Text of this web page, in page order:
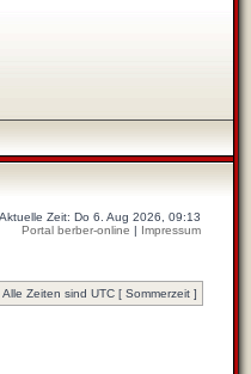
Aktuelle Zeit: Do 6. Aug 2026, 09:13
Portal berber-online | Impressum
Alle Zeiten sind UTC [ Sommerzeit ]